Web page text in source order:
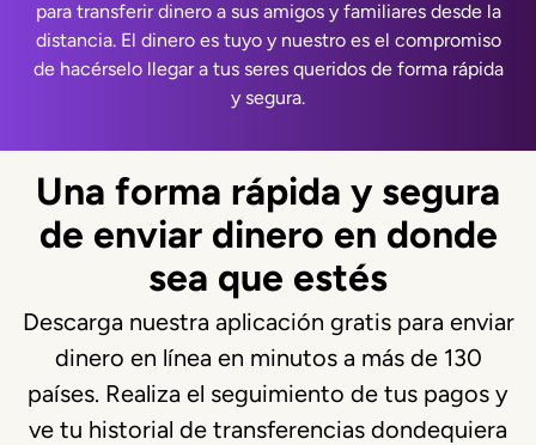
para transferir dinero a sus amigos y familiares desde la
distancia. El dinero es tuyo y nuestro es el compromiso
de hacérselo llegar a tus seres queridos de forma rápida
y segura.
Una forma rápida y segura
de enviar dinero en donde
sea que estés
Descarga nuestra aplicación gratis para enviar
dinero en línea en minutos a más de 130
países. Realiza el seguimiento de tus pagos y
ve tu historial de transferencias dondequiera